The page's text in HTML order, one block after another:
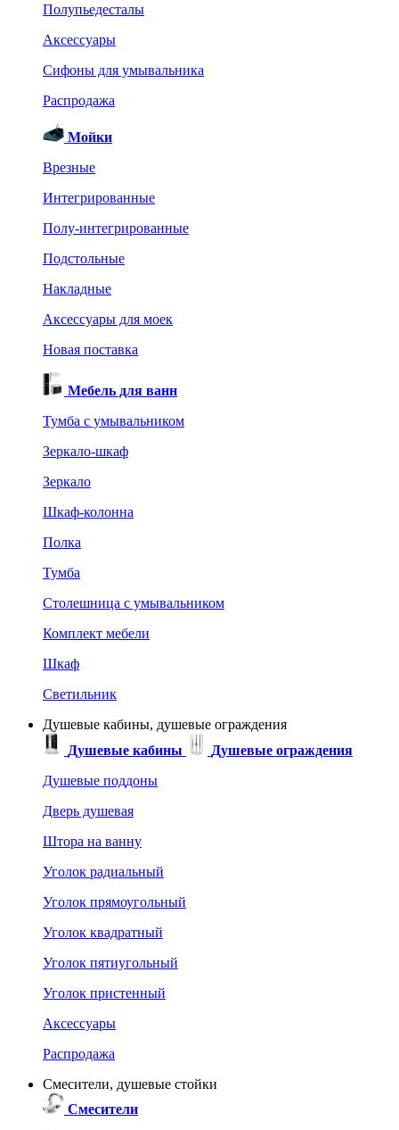
Полупьедесталы
Аксессуары
Сифоны для умывальника
Распродажа
Мойки
Врезные
Интегрированные
Полу-интегрированные
Подстольные
Накладные
Аксессуары для моек
Новая поставка
Мебель для ванн
Тумба с умывальником
Зеркало-шкаф
Зеркало
Шкаф-колонна
Полка
Тумба
Столешница с умывальником
Комплект мебели
Шкаф
Светильник
Душевые кабины, душевые ограждения
Душевые кабины
Душевые ограждения
Душевые поддоны
Дверь душевая
Штора на ванну
Уголок радиальный
Уголок прямоугольный
Уголок квадратный
Уголок пятиугольный
Уголок пристенный
Аксессуары
Распродажа
Смесители, душевые стойки
Смесители